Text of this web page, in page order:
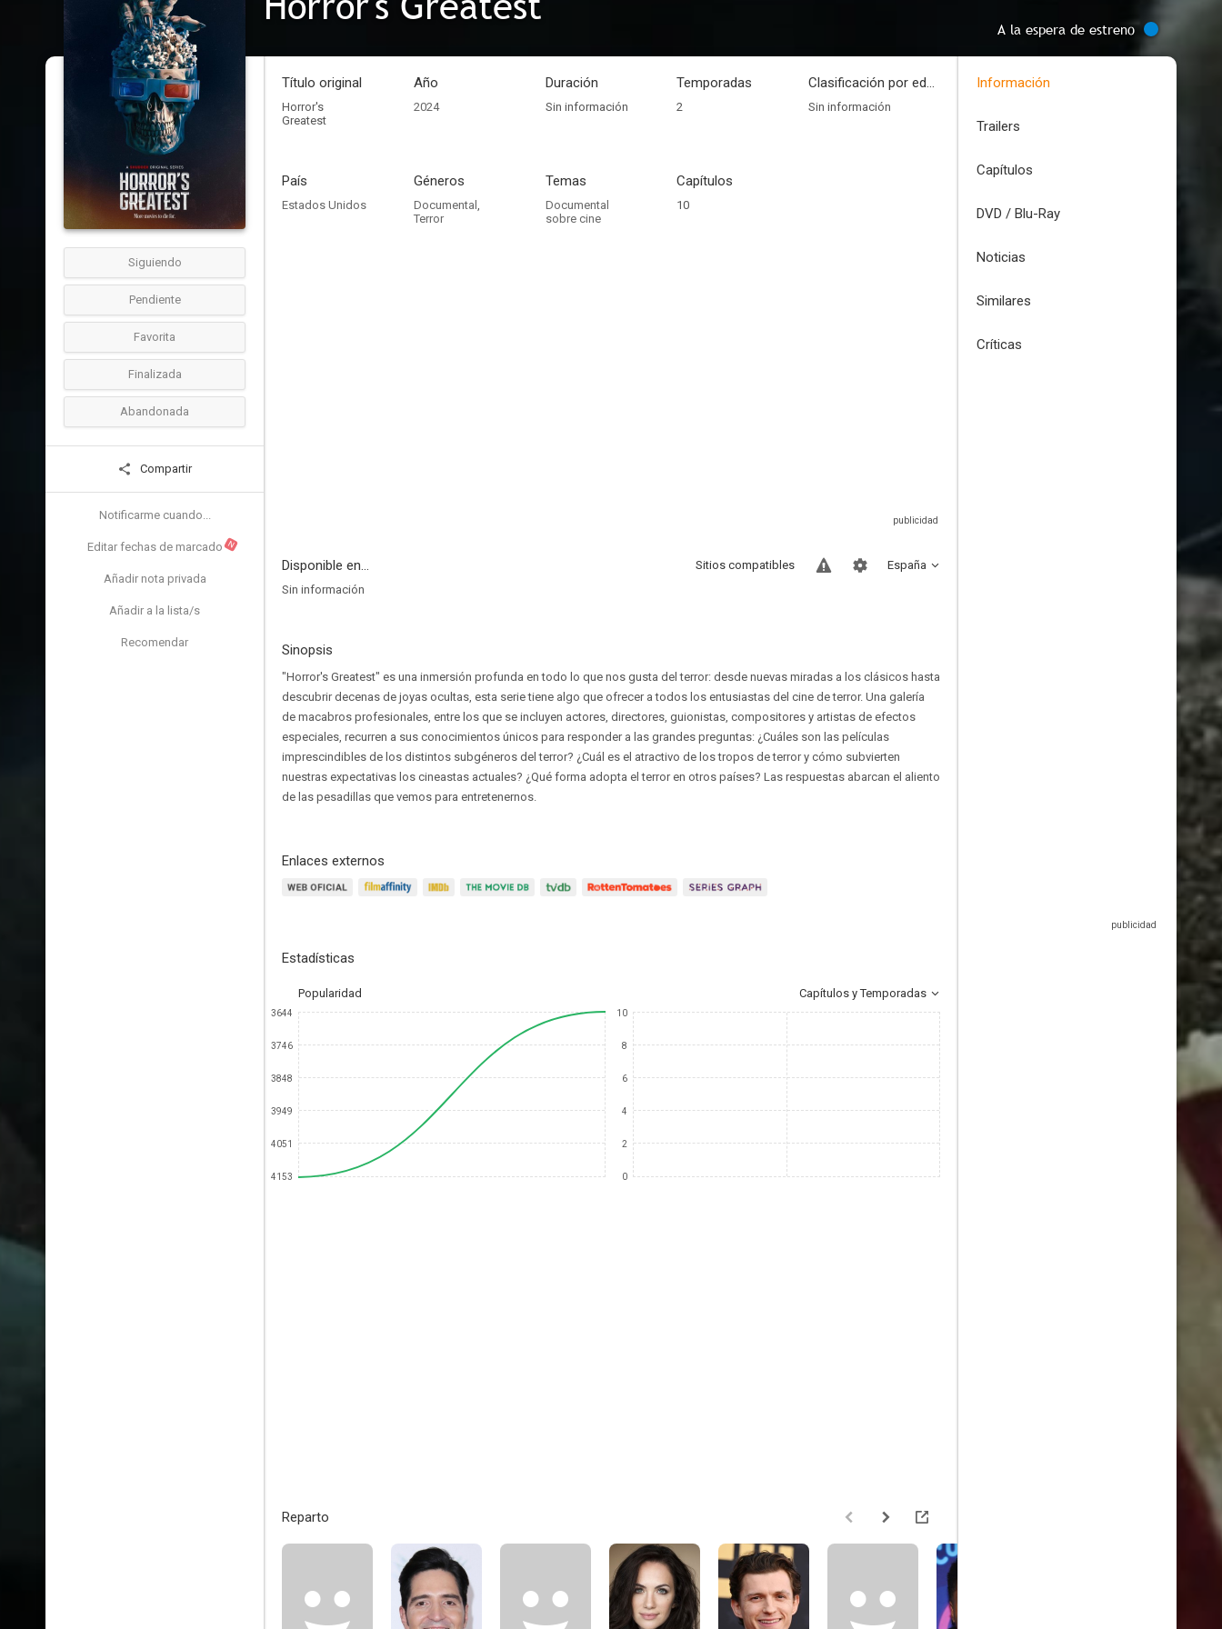
A la espera de estreno
Siguiendo
Pendiente
Favorita
Finalizada
Abandonada
Compartir
Notificarme cuando...
Editar fechas de marcado N
Añadir nota privada
Añadir a la lista/s
Recomendar
Título original
Horror's
Greatest
Año
2024
Duración
Sin información
Temporadas
2
Clasificación por edades
Sin información
País
Estados Unidos
Géneros
Documental ,
Terror
Temas
Documental
sobre cine
Capítulos
10
Disponible en... España
Sitios compatibles
Sin información
Sinopsis
"Horror's Greatest" es una inmersión profunda en todo lo que nos gusta del terror: desde nuevas miradas a los clásicos hasta
descubrir decenas de joyas ocultas, esta serie tiene algo que ofrecer a todos los entusiastas del cine de terror. Una galería
de macabros profesionales, entre los que se incluyen actores, directores, guionistas, compositores y artistas de efectos
especiales, recurren a sus conocimientos únicos para responder a las grandes preguntas: ¿Cuáles son las películas
imprescindibles de los distintos subgéneros del terror? ¿Cuál es el atractivo de los tropos de terror y cómo subvierten
nuestras expectativas los cineastas actuales? ¿Qué forma adopta el terror en otros países? Las respuestas abarcan el aliento
de las pesadillas que vemos para entretenernos.
Enlaces externos
Estadísticas
Popularidad Capítulos y Temporadas
3644
3746
3848
3949
4051
4153
10
8
6
4
2
0
Reparto
Información
Trailers
Capítulos
DVD / Blu-Ray
Noticias
Similares
Críticas